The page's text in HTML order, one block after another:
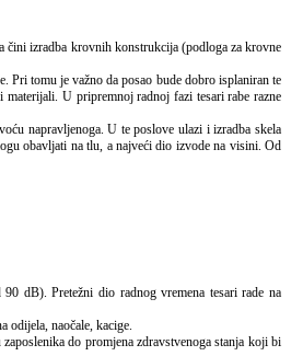
Pri tomu je važno da posao bude dobro isplaniran te
U pripremnoj radnoj fazi tesari rabe razne
napravljenoga. U te poslove ulazi i izradba skela
obavljati na tlu, a najveći dio izvode na visini. Od
odijela, naočale, kacige.
do promjena zdravstvenoga stanja koji bi